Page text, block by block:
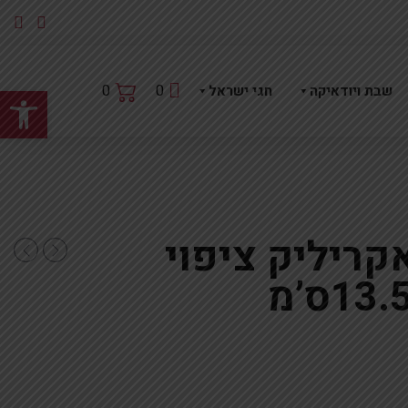
שבת ויודאיקה חגי ישראל 0
0
אקריליק ציפוי